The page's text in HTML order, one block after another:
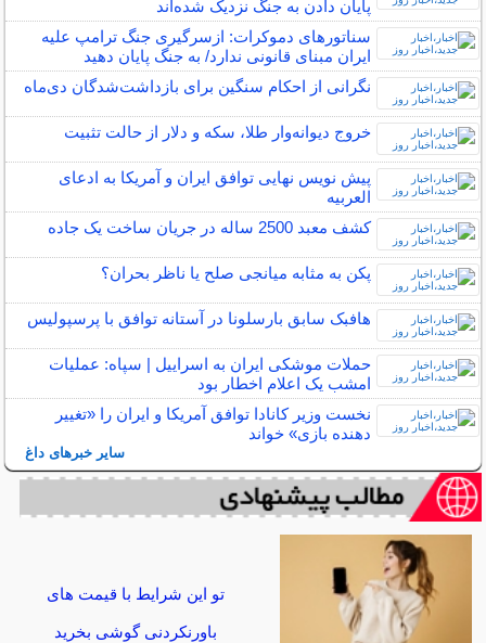
پایان دادن به جنگ نزدیک شده‌اند
سناتورهای دموکرات: ازسرگیری جنگ ترامپ علیه
ایران مبنای قانونی ندارد/ به جنگ پایان دهید
نگرانی از احکام سنگین برای بازداشت‌شدگان دی‌ماه
خروج دیوانه‌وار طلا، سکه و دلار از حالت تثبیت
پیش نویس نهایی توافق ایران و آمریکا به ادعای
العربیه
کشف معبد 2500 ساله در جریان ساخت یک جاده
پکن به مثابه میانجی صلح یا ناظر بحران؟
هافبک سابق بارسلونا در آستانه توافق با پرسپولیس
حملات موشکی ایران به اسراییل | سپاه: عملیات
امشب یک اعلام اخطار بود
نخست وزیر کانادا توافق آمریکا و ایران را «تغییر
دهنده بازی» خواند
سایر خبرهای داغ
تو این شرایط با قیمت های
باورنکردنی گوشی بخرید